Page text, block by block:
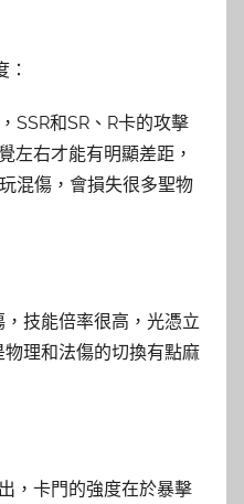
SSR和SR、R卡的攻擊
左右才能有明顯差距，
混傷，會損失很多聖物
技能倍率很高，光憑立
理和法傷的切換有點麻
，卡門的強度在於暴擊